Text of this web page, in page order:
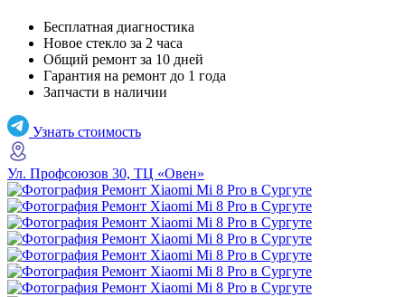
Бесплатная диагностика
Новое стекло за 2 часа
Общий ремонт за 10 дней
Гарантия на ремонт до 1 года
Запчасти в наличии
Узнать стоимость
Ул. Профсоюзов 30, ТЦ «Овен»